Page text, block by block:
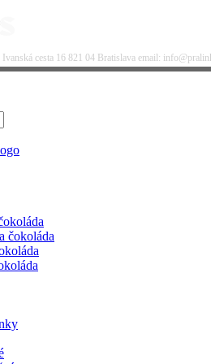
cesta 16 821 04 Bratislava email:
čokoláda